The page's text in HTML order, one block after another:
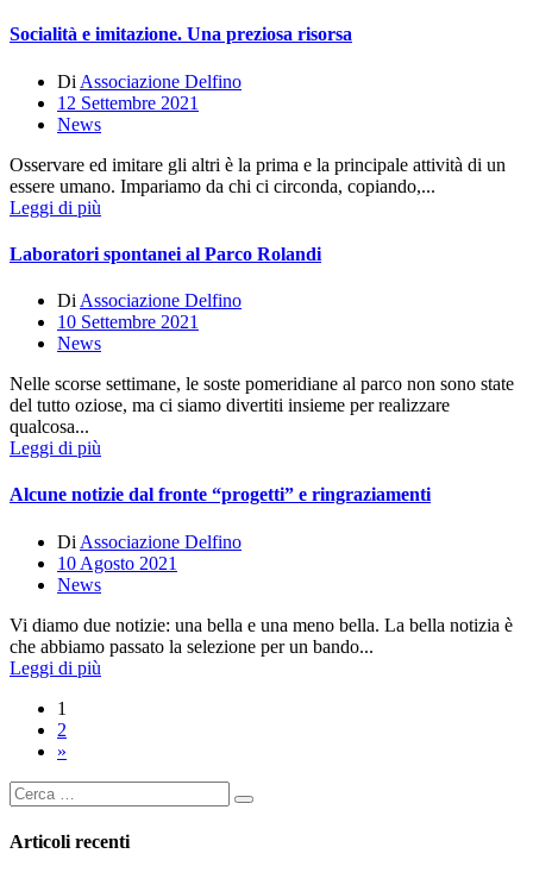
Socialità e imitazione. Una preziosa risorsa
Di Associazione Delfino
12 Settembre 2021
News
Osservare ed imitare gli altri è la prima e la principale attività di un
essere umano. Impariamo da chi ci circonda, copiando,...
Leggi di più
Laboratori spontanei al Parco Rolandi
Di Associazione Delfino
10 Settembre 2021
News
Nelle scorse settimane, le soste pomeridiane al parco non sono state
del tutto oziose, ma ci siamo divertiti insieme per realizzare
qualcosa...
Leggi di più
Alcune notizie dal fronte “progetti” e ringraziamenti
Di Associazione Delfino
10 Agosto 2021
News
Vi diamo due notizie: una bella e una meno bella. La bella notizia è
che abbiamo passato la selezione per un bando...
Leggi di più
1
2
»
Articoli recenti